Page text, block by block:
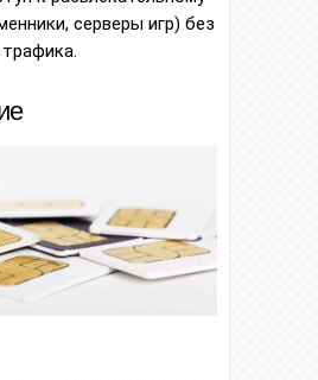
серверы игр) без